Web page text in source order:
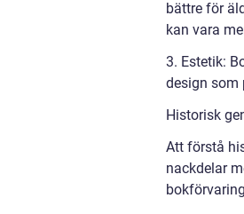
bättre för
kan vara
3. Estetik:
design som
Historisk
Att förstå
nackdelar